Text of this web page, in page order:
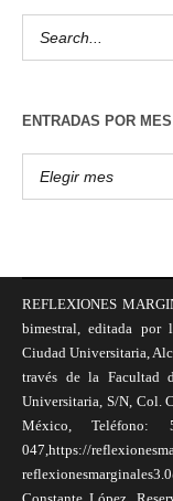
ENTRADAS POR MES
REFLEXIONES
bimestral, editada por
Ciudad Universitaria,
través de la Facultad
Universitaria, S/N, Col.
México, Teléfono:
047,https://